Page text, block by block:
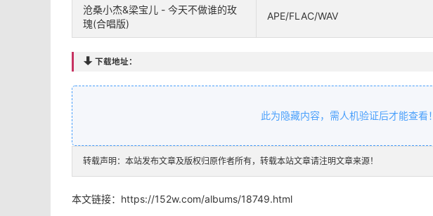
沧桑小杰&梁宝儿 - 今天不做谁的玫
瑰(合唱版)
APE/FLAC/WAV
 下载地址：
此为隐藏内容，需人机验证后才能查看！
转载声明：本站发布文章及版权归原作者所有，转载本站文章请注明文章来源！
本文链接： https://152w.com/albums/18749.html